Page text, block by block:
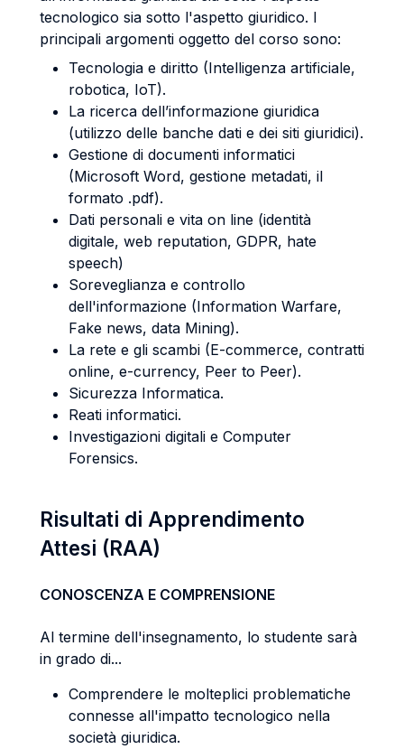
tecnologico sia sotto l'aspetto giuridico. I
principali argomenti oggetto del corso sono:
Tecnologia e diritto (Intelligenza artificiale,
robotica, IoT).
La ricerca dell’informazione giuridica
(utilizzo delle banche dati e dei siti giuridici).
Gestione di documenti informatici
(Microsoft Word, gestione metadati, il
formato .pdf).
Dati personali e vita on line (identità
digitale, web reputation, GDPR, hate
speech)
Soreveglianza e controllo
dell'informazione (Information Warfare,
Fake news, data Mining).
La rete e gli scambi (E-commerce, contratti
online, e-currency, Peer to Peer).
Sicurezza Informatica.
Reati informatici.
Investigazioni digitali e Computer
Forensics.
Risultati di Apprendimento
Attesi (RAA)
CONOSCENZA E COMPRENSIONE
Al termine dell'insegnamento, lo studente sarà
in grado di...
Comprendere le molteplici problematiche
connesse all'impatto tecnologico nella
società giuridica.